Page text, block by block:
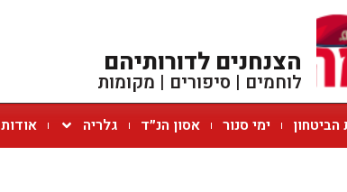
הצנחנים לדורותיהם
לוחמים | סיפורים | מקומות
ימי סנור אסון הנ״ד גלריה אודות